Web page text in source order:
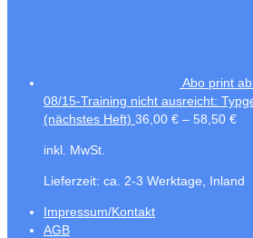
Abo print
08/15-Training nicht ausreicht:
(nächstes Heft) 36,00 € – 58,50 €
inkl. MwSt.
Lieferzeit: ca. 2-3 Werktage, Inland
Impressum/Kontakt
AGB